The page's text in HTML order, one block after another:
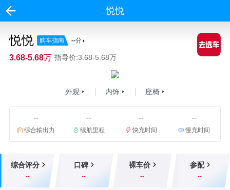
悦悦
悦悦 购车指南 --分
3.68-5.68万 指导价:3.68-5.68万
外观 内饰 座椅
--
综合输出力
--
续航里程
--
快充时间
--
慢充时间
综合评分
--
口碑
--
裸车价
--
参配
--